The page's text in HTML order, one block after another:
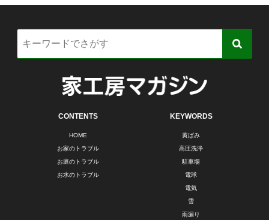
CONTENTS
HOME
お家のトラブル
お庭のトラブル
お水のトラブル
KEYWORDS
黄ばみ
高圧洗浄
駐車場
電球
電気
雪
雨漏り